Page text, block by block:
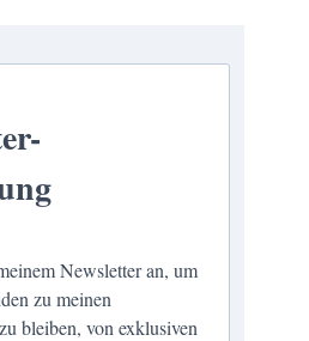
Newsletter an, um
zu meinen
bleiben, von exklusiven